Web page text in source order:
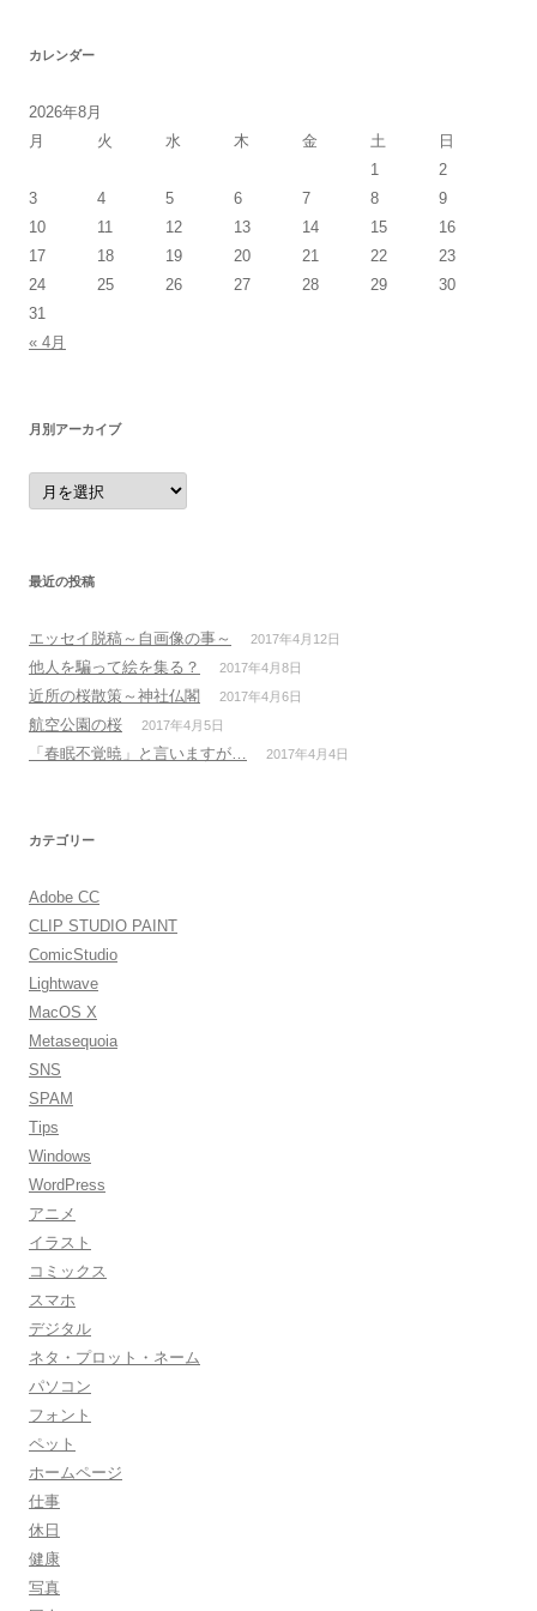
カレンダー
2026年8月
月
火 水 木 金 土
日
1
2
3
4 5 6 7 8
9
10
11 12 13 14 15
16
17
18 19 20 21 22
23
24
25 26 27 28 29
30
31
« 4月
月別アーカイブ
月
別
ア
ブ
最近の投稿
エッセイ脱稿～自画像の事～ 2017年4月12日
他人を騙って絵を集る？ 2017年4月8日
近所の桜散策～神社仏閣 2017年4月6日
航空公園の桜 2017年4月5日
「春眠不覚暁」と言いますが… 2017年4月4日
カテゴリー
Adobe CC
CLIP STUDIO PAINT
ComicStudio
Lightwave
MacOS X
Metasequoia
SNS
SPAM
Tips
Windows
WordPress
アニメ
イラスト
コミックス
スマホ
デジタル
ネタ・プロット・ネーム
パソコン
フォント
ペット
ホームページ
仕事
休日
健康
写真